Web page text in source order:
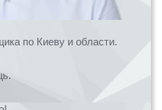
по Киеву и области.